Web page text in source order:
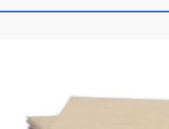
要測量內盛